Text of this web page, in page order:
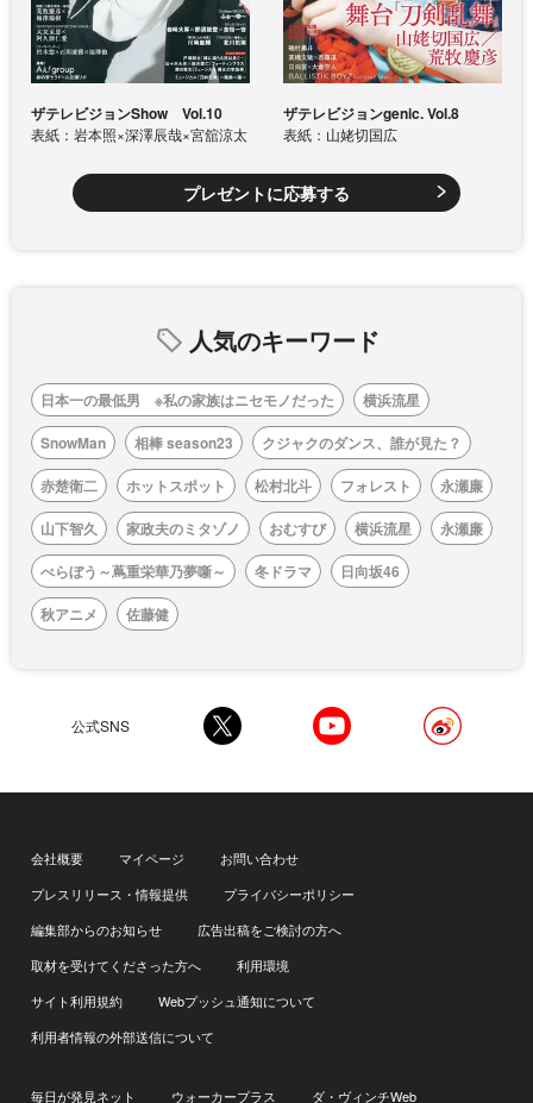
ザテレビジョンShow Vol.10
表紙：岩本照×深澤辰哉×宮舘涼太
ザテレビジョンgenic. Vol.8
表紙：山姥切国広
プレゼントに応募する
人気のキーワード
日本一の最低男 ※私の家族はニセモノだった
横浜流星
SnowMan
相棒 season23
クジャクのダンス、誰が見た？
赤楚衛二
ホットスポット 松村北斗 フォレスト
永瀬廉
山下智久
家政夫のミタゾノ おむすび 横浜流星
永瀬廉
べらぼう～蔦重栄華乃夢噺～
冬ドラマ
日向坂46
秋アニメ
佐藤健
公式SNS
会社概要 マイページ
お問い合わせ
プレスリリース・情報提供
プライバシーポリシー
編集部からのお知らせ
広告出稿をご検討の方へ
取材を受けてくださった方へ
利用環境
サイト利用規約
Webプッシュ通知について
利用者情報の外部送信について
毎日が発見ネット ウォーカープラス ダ・ヴィンチWeb